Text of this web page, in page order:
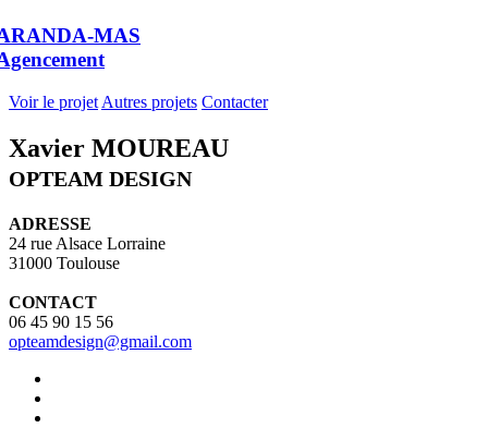
MAS
Voir le projet Autres projets Contacter
Xavier MOUREAU
OPTEAM DESIGN
ADRESSE
24 rue Alsace Lorraine
31000 Toulouse
CONTACT
06 45 90 15 56
opteamdesign@gmail.com